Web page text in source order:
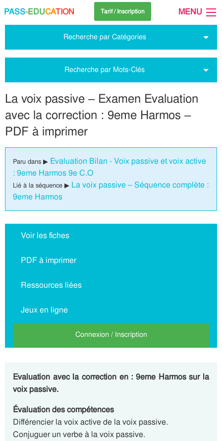
PASS-EDUCATION Tarif / Inscription MENU
Recherche par Catégories
Recherche par Mots-Clés
La voix passive – Examen Evaluation
avec la correction : 9eme Harmos –
PDF à imprimer
Paru dans ▶ Evaluation Bilan - Voix passive et voix active
: 9eme Harmos 9e C.O
Lié à la séquence ▶ La voix passive – Séquence complète :
9eme Harmos
Voir les fiches
PDF à imprimer
Ressources liées
Jeux en ligne
Connexion / Inscription
Evaluation avec la correction en : 9eme Harmos sur la
voix passive.
Évaluation des compétences
Différencier la voix active de la voix passive.
Conjuguer un verbe à la voix passive.